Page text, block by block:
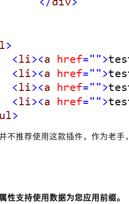
不推荐使用这款插件，作为老
性支持使用数据为您应用前缀。